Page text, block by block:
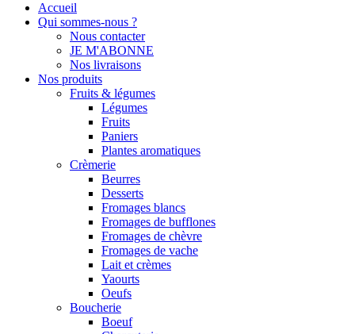
Accueil
Qui sommes-nous ?
Nous contacter
JE M'ABONNE
Nos livraisons
Nos produits
Fruits & légumes
Légumes
Fruits
Paniers
Plantes aromatiques
Crèmerie
Beurres
Desserts
Fromages blancs
Fromages de bufflones
Fromages de chèvre
Fromages de vache
Lait et crèmes
Yaourts
Oeufs
Boucherie
Boeuf